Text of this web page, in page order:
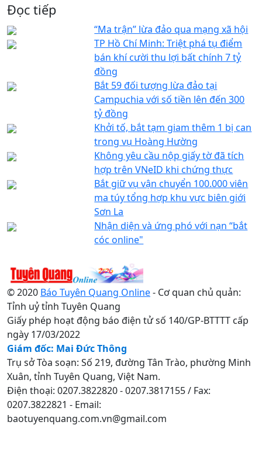
Đọc tiếp
“Ma trận” lừa đảo qua mạng xã hội
TP Hồ Chí Minh: Triệt phá tụ điểm
bán khí cười thu lợi bất chính 7 tỷ
đồng
Bắt 59 đối tượng lừa đảo tại
Campuchia với số tiền lên đến 300
tỷ đồng
Khởi tố, bắt tạm giam thêm 1 bị can
trong vụ Hoàng Hường
Không yêu cầu nộp giấy tờ đã tích
hợp trên VNeID khi chứng thực
Bắt giữ vụ vận chuyển 100.000 viên
ma túy tổng hợp khu vực biên giới
Sơn La
Nhận diện và ứng phó với nạn “bắt
cóc online"
© 2020 Báo Tuyên Quang Online- Cơ quan chủ quản:
Tỉnh uỷ tỉnh Tuyên Quang
Giấy phép hoạt động báo điện tử số 140/GP-BTTTT cấp
ngày 17/03/2022
Giám đốc: Mai Đức Thông
Trụ sở Tòa soạn: Số 219, đường Tân Trào, phường Minh
Xuân, tỉnh Tuyên Quang, Việt Nam.
Điện thoại: 0207.3822820 - 0207.3817155 / Fax:
0207.3822821 - Email:
baotuyenquang.com.vn@gmail.com